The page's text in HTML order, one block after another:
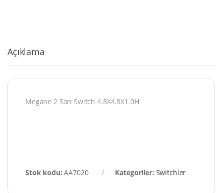
Açıklama
Megane 2 Sarı Switch 4.8X4.8X1.0H
Stok kodu:AA7020 Kategoriler: Switchler